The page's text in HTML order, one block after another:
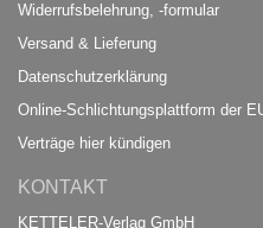
Widerrufsbelehrung, -formular
Versand & Lieferung
Datenschutzerklärung
Online-Schlichtungsplattform der
Verträge hier kündigen
KONTAKT
KETTELER-Verlag GmbH